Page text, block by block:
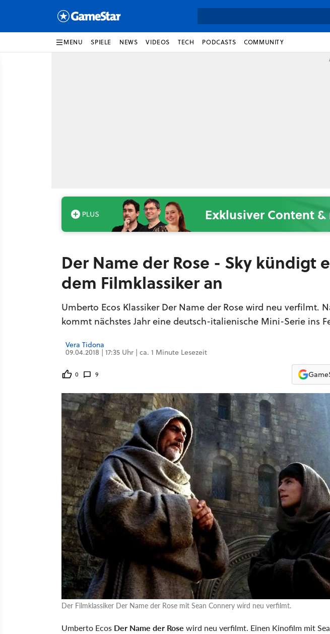
MENU SPIELE NEWS VIDEOS TECH PODCASTS COMMUNITY
Exklusiver Content
Der Name der Rose - Sky kündigt
dem Filmklassiker an
Umberto Ecos Klassiker Der Name der Rose wird neu verfilmt.
kommt nächstes Jahr eine deutsch-italienische Mini-Serie ins
Vera Tidona
09.04.2018 | 17:35 Uhr | ca. 1 Minute Lesezeit
0 9
Der Filmklassiker Der Name der Rose mit Sean Connery wird neu verfilmt.
Umberto Ecos Der Name der Rose wird neu verfilmt. Einen Kinofilm mit